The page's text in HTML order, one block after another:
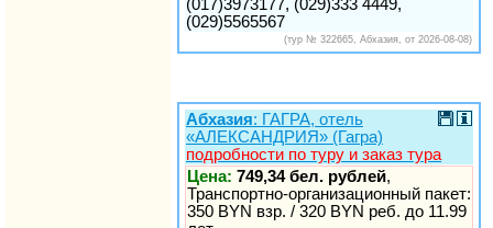
(017)3973177, (029)333 4449,
(029)5565567
(тур № 322665, Абхазия, от 2026-08-08)
Абхазия: ГАГРА, отель
«АЛЕКСАНДРИЯ» (Гагра)
подробности по туру и заказ тура
Цена: 749,34 бел. рублей,
Транспортно-организационный пакет:
350 BYN взр. / 320 BYN реб. до 11.99